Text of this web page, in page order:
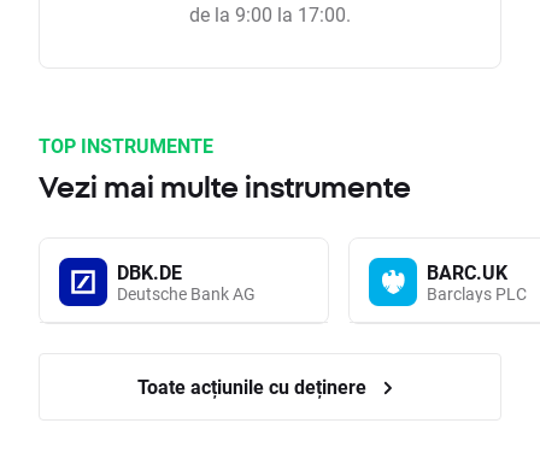
de la 9:00 la 17:00.
TOP INSTRUMENTE
Vezi mai multe instrumente
DBK.DE
Deutsche Bank AG
BARC.UK
Barclays PLC
Toate acțiunile cu deținere